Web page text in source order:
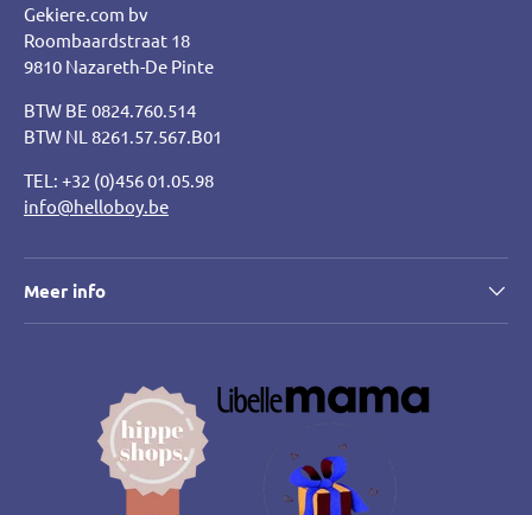
Gekiere.com bv
Roombaardstraat 18
9810 Nazareth-De Pinte
BTW BE 0824.760.514
BTW NL 8261.57.567.B01
TEL: +32 (0)456 01.05.98
info@helloboy.be
Meer info